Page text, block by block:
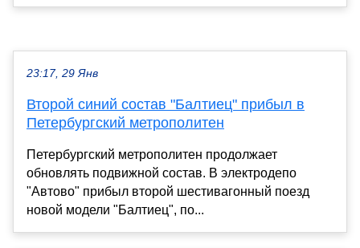
23:17, 29 Янв
Второй синий состав "Балтиец" прибыл в
Петербургский метрополитен
Петербургский метрополитен продолжает
обновлять подвижной состав. В электродепо
"Автово" прибыл второй шестивагонный поезд
новой модели "Балтиец", по...